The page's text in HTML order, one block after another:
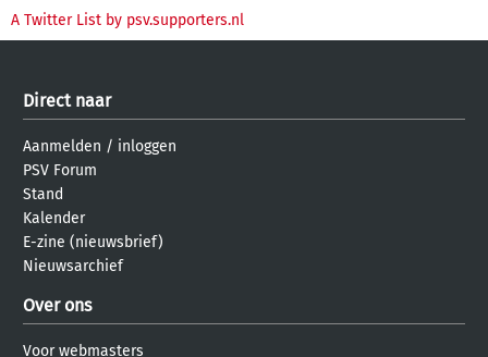
A Twitter List by psv.supporters.nl
Direct naar
Aanmelden / inloggen
PSV Forum
Stand
Kalender
E-zine (nieuwsbrief)
Nieuwsarchief
Over ons
Voor webmasters